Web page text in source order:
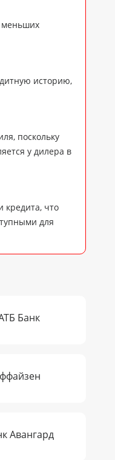
меньших
историю,
поскольку
у дилера в
кредита, что
для